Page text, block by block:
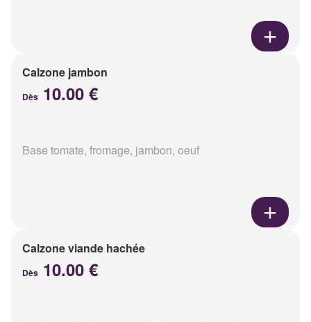
Calzone jambon
Dès 10.00 €
Base tomate, fromage, jambon, oeuf
Calzone viande hachée
Dès 10.00 €